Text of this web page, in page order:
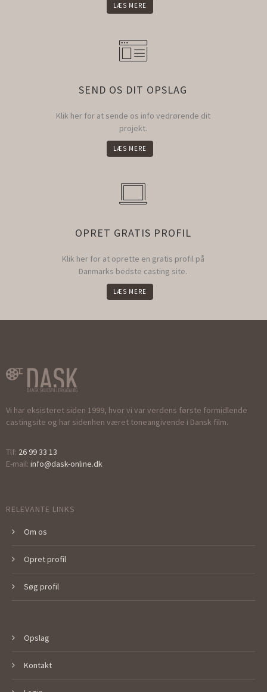
LÆS MERE
SEND OS DIT OPSLAG
Klik her for at sende os info vedrørende dit
projekt.
LÆS MERE
OPRET GRATIS PROFIL
Klik her for at oprette en gratis profil på
Danmarks bedste casting site.
LÆS MERE
Vi har eksisteret siden 1999, hvor vi var verdens første formidlende
castingsite og har sidenhen været toneangivende i Dansk film.
Tlf: 26 99 33 13
E-mail: info@dask-online.dk
RELEVANTE LINKS
Om os
Opret profil
Søg profil
Opslag
Kontakt